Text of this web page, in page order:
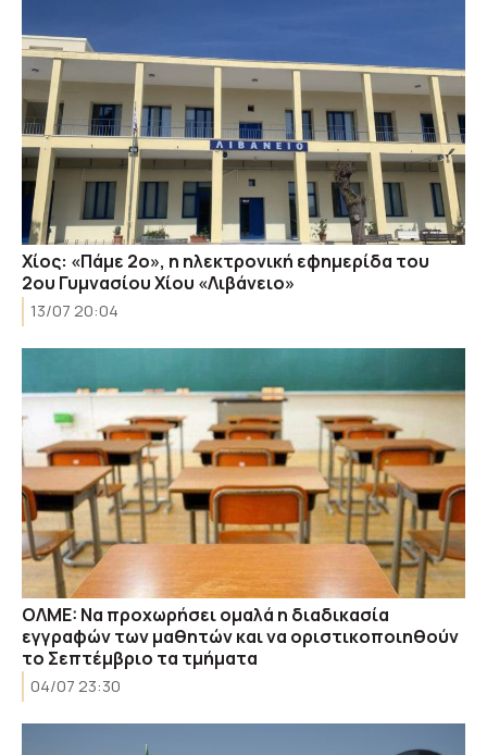
Χίος: «Πάμε 2ο», η ηλεκτρονική εφημερίδα του
2ου Γυμνασίου Χίου «Λιβάνειο»
13/07 20:04
OΛME: Nα προχωρήσει ομαλά η διαδικασία
εγγραφών των μαθητών και να οριστικοποιηθούν
το Σεπτέμβριο τα τμήματα
04/07 23:30